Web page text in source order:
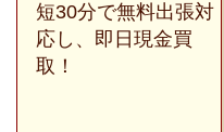
短30分で無料出張対
応し、即日現金買
取！